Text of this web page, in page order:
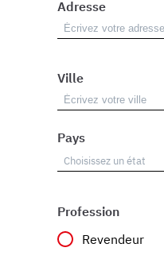
Adresse
Ville
Pays
Profession
Revendeur